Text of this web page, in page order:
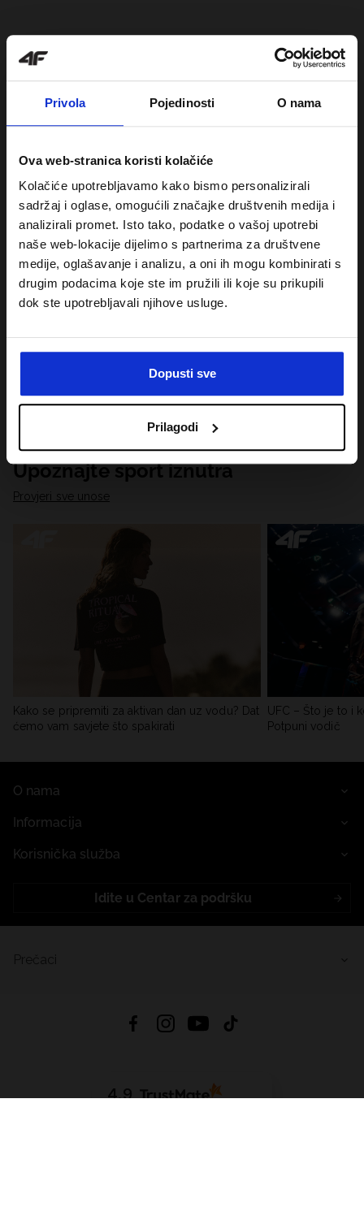
Privola Pojedinosti O nama
Ova web-stranica koristi kolačiće
Kolačiće upotrebljavamo kako bismo personalizirali
sadržaj i oglase, omogućili značajke društvenih medija i
analizirali promet. Isto tako, podatke o vašoj upotrebi
naše web-lokacije dijelimo s partnerima za društvene
medije, oglašavanje i analizu, a oni ih mogu kombinirati s
drugim podacima koje ste im pružili ili koje su prikupili
dok ste upotrebljavali njihove usluge.
Dopusti sve
Prilagodi
Upoznajte sport iznutra
Provjeri sve unose
Kako se pripremiti za aktivan dan uz vodu? Dat
ćemo vam savjete što spakirati
UFC – Što je to i
Potpuni vodič
O nama
Informacija
Korisnička služba
Idite u Centar za podršku
4.9